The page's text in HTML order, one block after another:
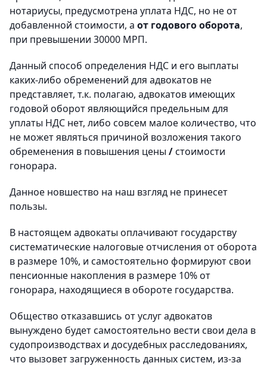
нотариусы, предусмотрена уплата НДС, но не от
добавленной стоимости, а от годового оборота,
при превышении 30000 МРП.
Данный способ определения НДС и его выплаты
каких-либо обременений для адвокатов не
представляет, т.к. полагаю, адвокатов имеющих
годовой оборот являющийся предельным для
уплаты НДС нет, либо совсем малое количество, что
не может являться причиной возложения такого
обременения в повышения цены /стоимости
гонорара.
Данное новшество на наш взгляд не принесет
пользы.
В настоящем адвокаты оплачивают государству
систематические налоговые отчисления от оборота
в размере 10%, и самостоятельно формируют свои
пенсионные накопления в размере 10% от
гонорара, находящиеся в обороте государства.
Общество отказавшись от услуг адвокатов
вынуждено будет самостоятельно вести свои дела в
судопроизводствах и досудебных расследованиях,
что вызовет загруженность данных систем, из-за